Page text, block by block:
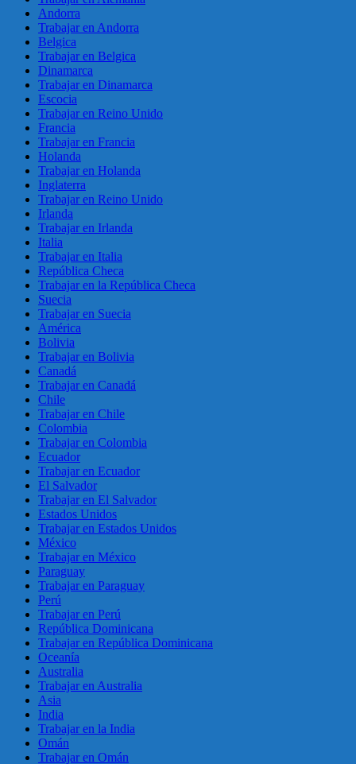
Andorra
Trabajar en Andorra
Belgica
Trabajar en Belgica
Dinamarca
Trabajar en Dinamarca
Escocia
Trabajar en Reino Unido
Francia
Trabajar en Francia
Holanda
Trabajar en Holanda
Inglaterra
Trabajar en Reino Unido
Irlanda
Trabajar en Irlanda
Italia
Trabajar en Italia
República Checa
Trabajar en la República Checa
Suecia
Trabajar en Suecia
América
Bolivia
Trabajar en Bolivia
Canadá
Trabajar en Canadá
Chile
Trabajar en Chile
Colombia
Trabajar en Colombia
Ecuador
Trabajar en Ecuador
El Salvador
Trabajar en El Salvador
Estados Unidos
Trabajar en Estados Unidos
México
Trabajar en México
Paraguay
Trabajar en Paraguay
Perú
Trabajar en Perú
República Dominicana
Trabajar en República Dominicana
Oceanía
Australia
Trabajar en Australia
Asia
India
Trabajar en la India
Omán
Trabajar en Omán